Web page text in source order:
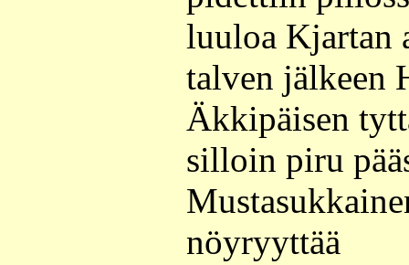
luuloa Kjartan
talven jälkeen
Äkkipäisen
silloin piru
nöyryyttää